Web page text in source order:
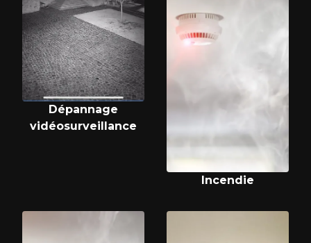
Dépannage
vidéosurveillance
Incendie